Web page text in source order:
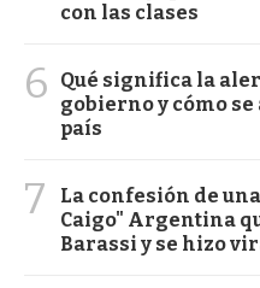
con las clases
6
Qué significa la
gobierno y cómo
país
7
La confesión de
Caigo" Argentina
Barassi y se hizo